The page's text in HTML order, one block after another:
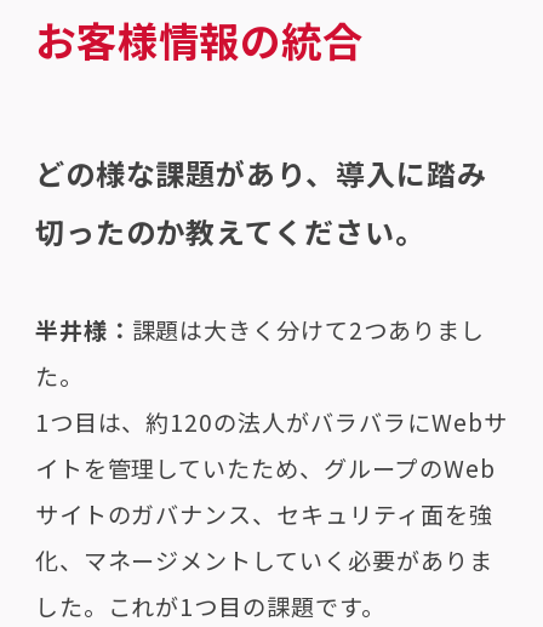
お客様情報の統合
どの様な課題があり、導入に踏み
切ったのか教えてください。
半井様： 課題は大きく分けて2つありまし
た。
1つ目は、約120の法人がバラバラにWebサ
イトを管理していたため、グループのWeb
サイトのガバナンス、セキュリティ面を強
化、マネージメントしていく必要がありま
した。これが1つ目の課題です。